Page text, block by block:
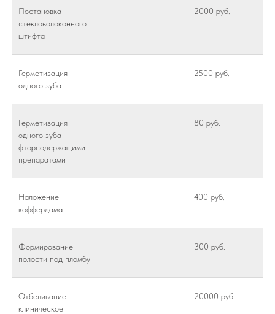
Постановка
стекловолоконного
штифта
2000 руб.
Герметизация
одного зуба
2500 руб.
Герметизация
одного зуба
фторсодержащими
препаратами
80 руб.
Наложение
коффердама
400 руб.
Формирование
полости под пломбу
300 руб.
Отбеливание
клиническое
20000 руб.